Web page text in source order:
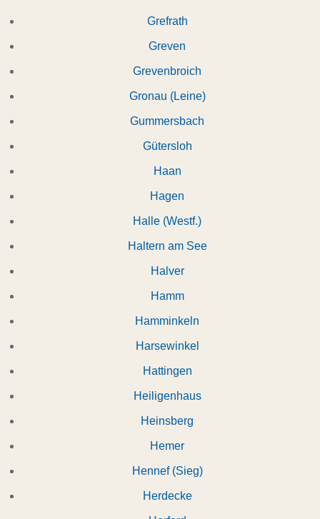
Grefrath
Greven
Grevenbroich
Gronau (Leine)
Gummersbach
Gütersloh
Haan
Hagen
Halle (Westf.)
Haltern am See
Halver
Hamm
Hamminkeln
Harsewinkel
Hattingen
Heiligenhaus
Heinsberg
Hemer
Hennef (Sieg)
Herdecke